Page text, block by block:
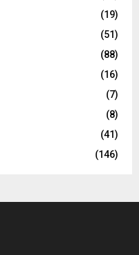
(19)
(51)
(88)
(16)
(7)
(8)
(41)
(146)